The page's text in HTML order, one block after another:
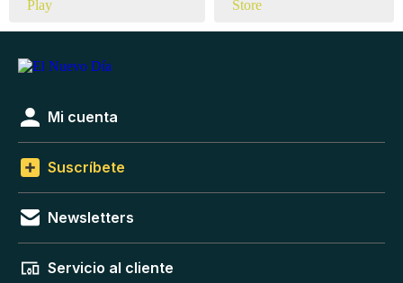
Mi cuenta
Suscríbete
Newsletters
Servicio al cliente